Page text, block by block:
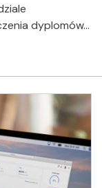
dyplomów…